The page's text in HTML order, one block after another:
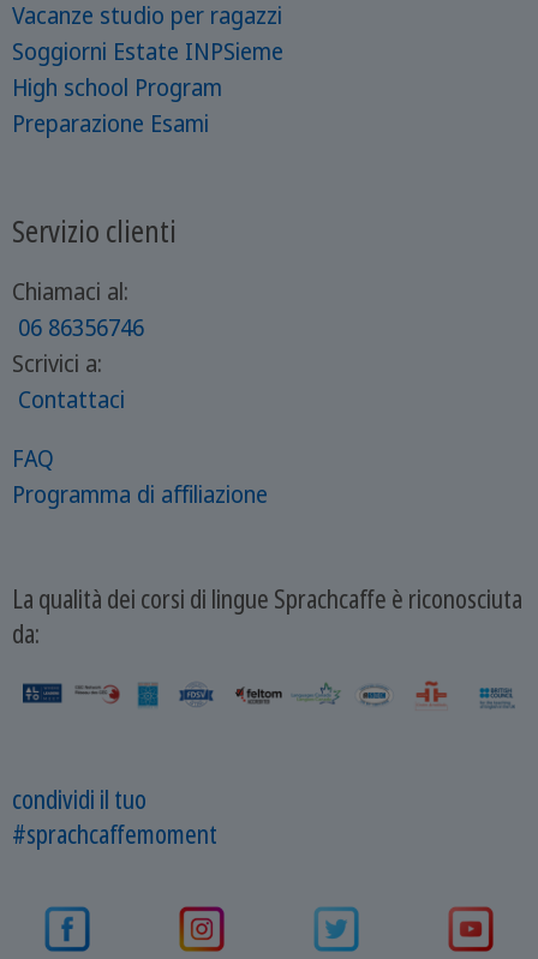
Vacanze studio per ragazzi
Soggiorni Estate INPSieme
High school Program
Preparazione Esami
Servizio clienti
Chiamaci al:
06 86356746
Scrivici a:
Contattaci
FAQ
Programma di affiliazione
La qualità dei corsi di lingue Sprachcaffe è riconosciuta
da:
condividi il tuo
#sprachcaffemoment